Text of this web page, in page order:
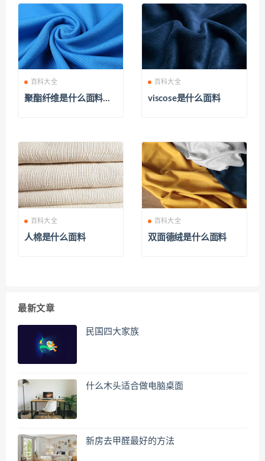
百科大全
聚酯纤维是什么面料优
百科大全
viscose是什么面料
百科大全
人棉是什么面料
百科大全
双面德绒是什么面料
最新文章
民国四大家族
什么木头适合做电脑桌面
新房去甲醛最好的方法